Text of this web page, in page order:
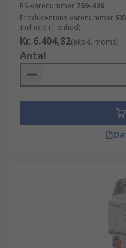
RS-varenummer 759-426
Producentens varenummer
Indhold (1 enhed)
Kr. 6.404,82(ekskl. moms)
Antal